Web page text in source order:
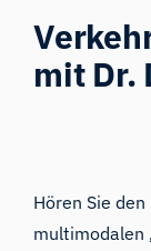
mit Dr.
Hören Sie
multimodalen